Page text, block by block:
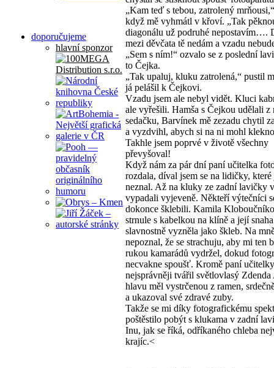
doporučujeme
hlavní sponzor
„Kam teď s tebou, zatrolený
když mě vyhmátl v křoví. „Tak
diagonálu už podruhé nepostavím….
mezi děvčata tě nedám a vzadu
„Sem s ním!“ ozvalo se z poslední
to Čejka.
„Tak upaluj, kluku zatrolená,“ pustil
já pelášil k Čejkovi.
Vzadu jsem ale nebyl vidět. Kluci
ale vyřešili. Hamša s Čejkou udělali z
sedačku, Barvínek mě zezadu chytil
a vyzdvihl, abych si na ni mohl
Takhle jsem poprvé v životě všechny
převyšoval!
Když nám za pár dní paní učitelka
rozdala, díval jsem se na lidičky,
neznal. Až na kluky ze zadní lavičky
vypadali vyjeveně. Někteří výtečníci
dokonce šklebili. Kamila
strnule s kabelkou na klíně a její
slavnostně vyzněla jako škleb. Na
nepoznal, že se strachuju, aby mi ten
rukou kamarádů vydržel, dokud
necvakne spoušť. Kromě paní
nejsprávněji tvářil světlovlasý
hlavu měl vystrčenou z ramen,
a ukazoval své zdravé zuby.
Takže se mi díky fotografickému
poštěstilo pobýt s klukama v zadní
Inu, jak se říká, odříkaného chleba
krajíc.<